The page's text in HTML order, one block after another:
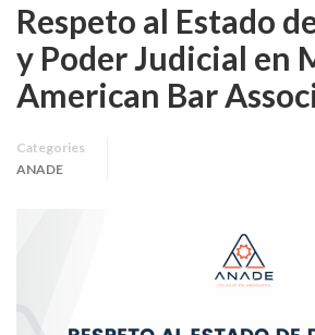
Respeto al Estado
y Poder Judicial en
American Bar
Categories
ANADE